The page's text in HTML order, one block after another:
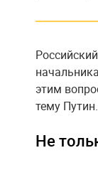
этим
тему Путин.
Не